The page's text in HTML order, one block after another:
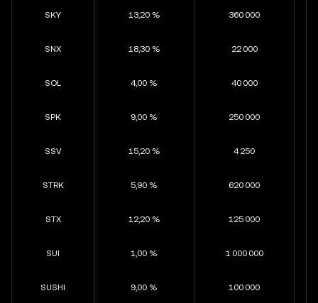
SKY
SNX
SOL
SPK
SSV
STRK
STX
SUI
SUSHI
13,20 % 360 000
18,30 % 22 000
4,00 % 40 000
9,00 % 250 000
15,20 % 4 250
5,90 % 620 000
12,20 % 125 000
1,00 % 1 000 000
9,00 % 100 000